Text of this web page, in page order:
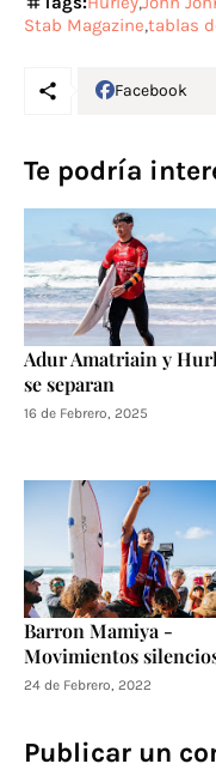
Stab Magazine tablas
Facebook
Te podría
Adur Amatriain y
se separan
16 de Febrero, 2025
Barron Mamiya -
Movimientos
24 de Febrero, 2022
Publicar un